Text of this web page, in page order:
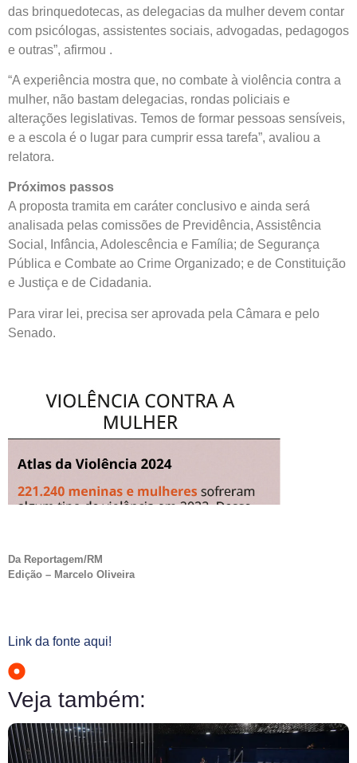
das brinquedotecas, as delegacias da mulher devem contar
com psicólogas, assistentes sociais, advogadas, pedagogos
e outras”, afirmou .
“A experiência mostra que, no combate à violência contra a
mulher, não bastam delegacias, rondas policiais e
alterações legislativas. Temos de formar pessoas sensíveis,
e a escola é o lugar para cumprir essa tarefa”, avaliou a
relatora.
Próximos passos
A proposta tramita em caráter conclusivo e ainda será
analisada pelas comissões de Previdência, Assistência
Social, Infância, Adolescência e Família; de Segurança
Pública e Combate ao Crime Organizado; e de Constituição
e Justiça e de Cidadania.
Para virar lei, precisa ser aprovada pela Câmara e pelo
Senado.
Da Reportagem/RM
Edição – Marcelo Oliveira
Link da fonte aqui!
Veja também: